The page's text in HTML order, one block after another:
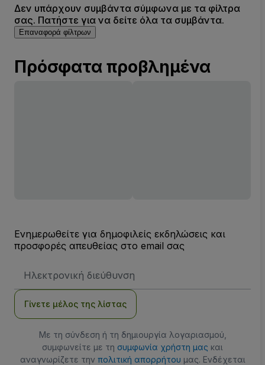
Δεν υπάρχουν συμβάντα σύμφωνα με τα φίλτρα
σας. Πατήστε για να δείτε όλα τα συμβάντα.
Επαναφορά φίλτρων
Πρόσφατα προβλημένα
Ενημερωθείτε για δημοφιλείς εκδηλώσεις και
προσφορές απευθείας στο email σας
Email
Γίνετε μέλος της λίστας
Με τη σύνδεση ή τη δημιουργία λογαριασμού,
συμφωνείτε με τη συμφωνία χρήστη μας και
αναγνωρίζετε την πολιτική απορρήτου μας. Ενδέχεται